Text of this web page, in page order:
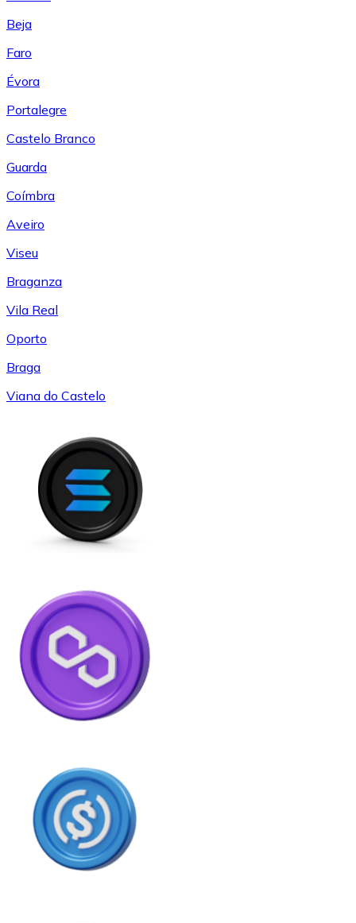
Beja
Faro
Évora
Portalegre
Castelo Branco
Guarda
Coímbra
Aveiro
Viseu
Braganza
Vila Real
Oporto
Braga
Viana do Castelo